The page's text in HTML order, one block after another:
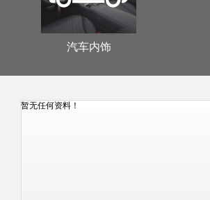
汽车内饰
暂无任何资料！